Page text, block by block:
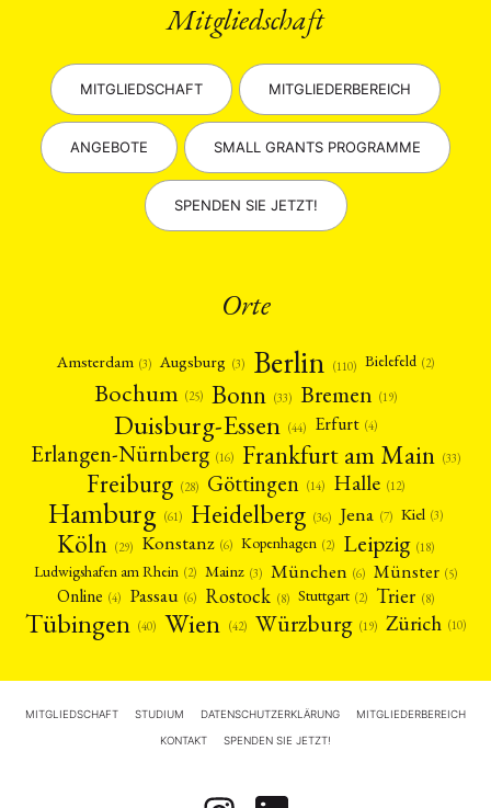
Mitgliedschaft
MITGLIEDSCHAFT MITGLIEDERBEREICH
ANGEBOTE SMALL GRANTS PROGRAMME
SPENDEN SIE JETZT!
Orte
Amsterdam (3) Augsburg (3) Berlin (110) Bielefeld (2)
Bochum (25) Bonn (33) Bremen (19)
Duisburg-Essen (44) Erfurt (4)
Erlangen-Nürnberg (16) Frankfurt am Main (33)
Freiburg (28) Göttingen (14) Halle (12)
Hamburg (61) Heidelberg (36) Jena (7) Kiel (3)
Köln (29) Konstanz (6) Kopenhagen (2) Leipzig (18)
Ludwigshafen am Rhein (2) Mainz (3) München (6) Münster (5)
Online (4) Passau (6) Rostock (8) Stuttgart (2) Trier (8)
Tübingen (40) Wien (42) Würzburg (19) Zürich (10)
MITGLIEDSCHAFT STUDIUM DATENSCHUTZERKLÄRUNG MITGLIEDERBEREICH
KONTAKT SPENDEN SIE JETZT!